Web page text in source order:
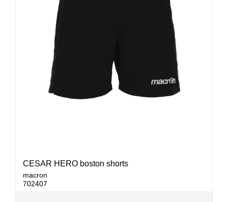
CESAR HERO boston shorts
macron
702407